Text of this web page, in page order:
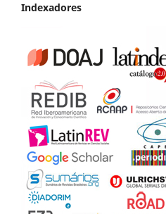
Indexadores